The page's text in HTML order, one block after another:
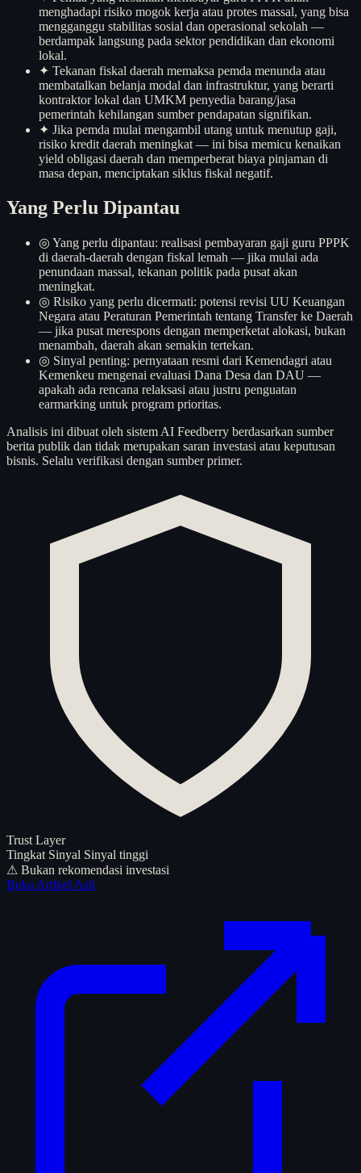
menghadapi risiko mogok kerja atau protes massal, yang bisa
mengganggu stabilitas sosial dan operasional sekolah —
berdampak langsung pada sektor pendidikan dan ekonomi
lokal.
✦ Tekanan fiskal daerah memaksa pemda menunda atau
membatalkan belanja modal dan infrastruktur, yang berarti
kontraktor lokal dan UMKM penyedia barang/jasa
pemerintah kehilangan sumber pendapatan signifikan.
✦ Jika pemda mulai mengambil utang untuk menutup gaji,
risiko kredit daerah meningkat — ini bisa memicu kenaikan
yield obligasi daerah dan memperberat biaya pinjaman di
masa depan, menciptakan siklus fiskal negatif.
Yang Perlu Dipantau
◎ Yang perlu dipantau: realisasi pembayaran gaji guru PPPK
di daerah-daerah dengan fiskal lemah — jika mulai ada
penundaan massal, tekanan politik pada pusat akan
meningkat.
◎ Risiko yang perlu dicermati: potensi revisi UU Keuangan
Negara atau Peraturan Pemerintah tentang Transfer ke Daerah
— jika pusat merespons dengan memperketat alokasi, bukan
menambah, daerah akan semakin tertekan.
◎ Sinyal penting: pernyataan resmi dari Kemendagri atau
Kemenkeu mengenai evaluasi Dana Desa dan DAU —
apakah ada rencana relaksasi atau justru penguatan
earmarking untuk program prioritas.
Analisis ini dibuat oleh sistem AI Feedberry berdasarkan sumber
berita publik dan tidak merupakan saran investasi atau keputusan
bisnis. Selalu verifikasi dengan sumber primer.
Trust Layer
Tingkat Sinyal Sinyal tinggi
⚠ Bukan rekomendasi investasi
Buka Artikel Asli